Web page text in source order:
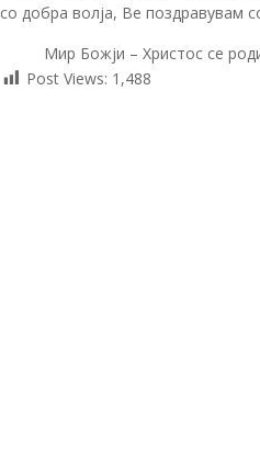
со добра волја, Ве поздравувам
Мир Божји – Христос се
Post Views: 1,488